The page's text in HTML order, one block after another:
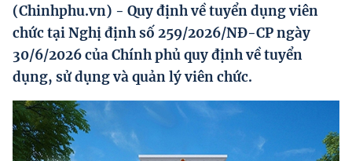
Hướng dẫn thực hiện chính sách
Phát triển kinh tế tư nhân và doanh nghiệp dân tộc
Ocop và chuỗi giá trị Nông sản
Kinh tế tư nhân
Doanh nghiệp dân tộc
(Chinhphu.vn) - Quy định về tuyển dụng viên
chức tại Nghị định số 259/2026/NĐ-CP ngày
30/6/2026 của Chính phủ quy định về tuyển
dụng, sử dụng và quản lý viên chức.